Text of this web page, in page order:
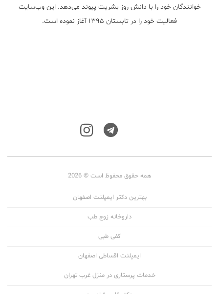
خوانندگان خود را با دانش روز بشریت پیوند می‌دهد. این وب‌سایت
فعالیت خود را در تابستان ۱۳۹۵ آغاز نموده است.
همه حقوق محفوظ است © 2026
بهترین دکتر ایمپلنت اصفهان
داروخانه زوج طب
کفی طبی
ایمپلنت اقساطی اصفهان
خدمات پرستاری در منزل غرب تهران